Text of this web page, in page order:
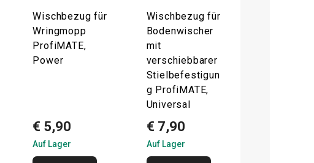
Wischbezug für
Wringmopp
ProfiMATE,
Power
€ 5,90
Auf Lager
Wischbezug für
Bodenwischer
mit
verschiebbarer
Stielbefestigun
g ProfiMATE,
Universal
€ 7,90
Auf Lager